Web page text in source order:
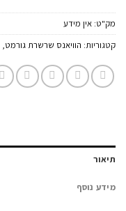
מק"ט: אין מידע
קטגוריות: הוויאנס שרשרת גורמט,
תיאור
מידע נוסף